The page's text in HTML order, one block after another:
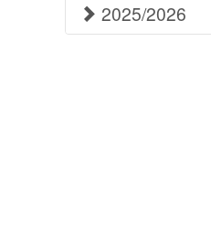
2025/2026